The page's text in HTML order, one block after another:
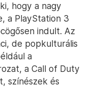
hogy a nagy
a PlayStation 3
indult. Az
de popkulturális
a
a Call of Duty
színészek és